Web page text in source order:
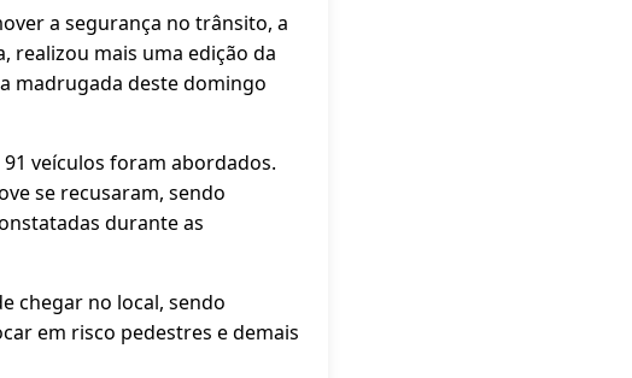
a segurança no trânsito, a
realizou mais uma edição da
madrugada deste domingo
veículos foram abordados.
se recusaram, sendo
durante as
chegar no local, sendo
em risco pedestres e demais